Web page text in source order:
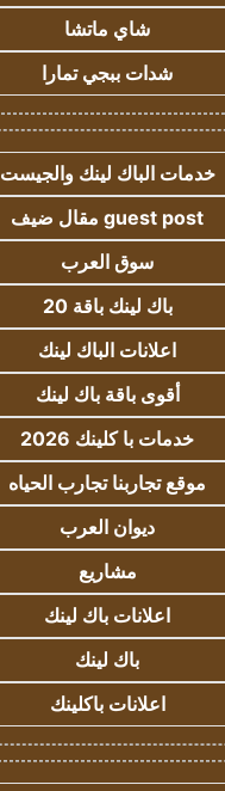
شاي ماتشا
شدات ببجي تمارا
خدمات الباك لينك والجيست
guest post مقال ضيف
سوق العرب
باك لينك باقة 20
اعلانات الباك لينك
أقوى باقة باك لينك
خدمات با كلينك 2026
موقع تجاربنا تجارب الحياه
ديوان العرب
مشاريع
اعلانات باك لينك
باك لينك
اعلانات باكلينك